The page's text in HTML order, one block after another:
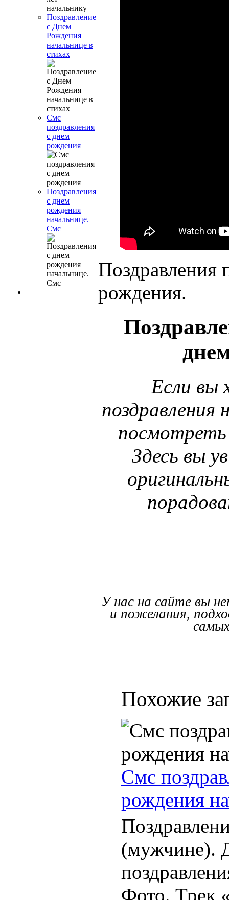
Поздравление
с Днем
Рождения
начальнице в
стихах
Смс
поздравления
с днем
рождения
Поздравления
с днем
рождения
начальнице.
Смс
Поздравления
рождения.
Если вы
поздравления
посмотреть
Здесь вы
У нас на сайте вы
и пожелания,
Похожие
Смс
рождения
(мужчине).
Фото. Трек